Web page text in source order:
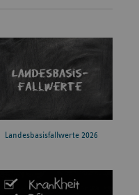
Landesbasisfallwerte 2026